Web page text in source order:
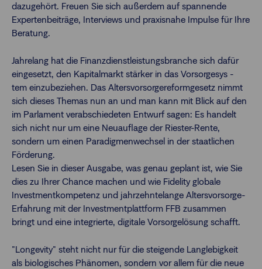
Login
dazugehört. Freuen Sie sich außerdem auf spannende
Expertenbeiträge, Interviews und praxisnahe Impulse für Ihre
Beratung.
Jahrelang hat die Finanzdienstleistungsbranche sich dafür
eingesetzt, den Kapitalmarkt stärker in das Vorsorgesys -
tem einzubeziehen. Das Altersvorsorgereformgesetz nimmt
sich dieses Themas nun an und man kann mit Blick auf den
im Parlament verabschiedeten Entwurf sagen: Es handelt
sich nicht nur um eine Neuauflage der Riester-Rente,
sondern um einen Paradigmenwechsel in der staatlichen
Förderung.
Lesen Sie in dieser Ausgabe, was genau geplant ist, wie Sie
dies zu Ihrer Chance machen und wie Fidelity globale
Investmentkompetenz und jahrzehntelange Altersvorsorge-
Erfahrung mit der Investmentplattform FFB zusammen
bringt und eine integrierte, digitale Vorsorgelösung schafft.
"Longevity" steht nicht nur für die steigende Langlebigkeit
als biologisches Phänomen, sondern vor allem für die neue